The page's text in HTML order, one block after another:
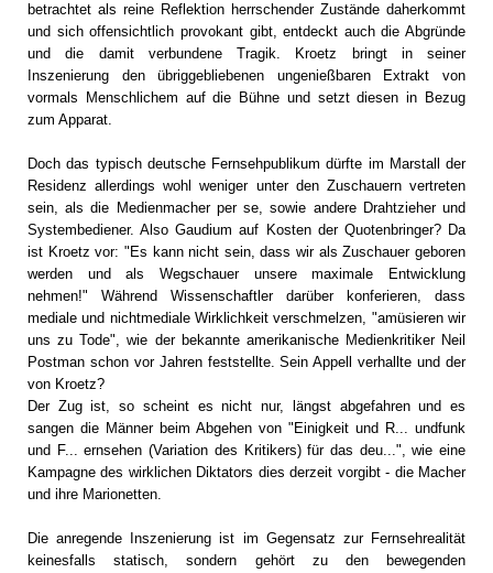
betrachtet als reine Reflektion herrschender Zustände daherkommt
und sich offensichtlich provokant gibt, entdeckt auch die Abgründe
und die damit verbundene Tragik. Kroetz bringt in seiner
Inszenierung den übriggebliebenen ungenießbaren Extrakt von
vormals Menschlichem auf die Bühne und setzt diesen in Bezug
zum Apparat.
Doch das typisch deutsche Fernsehpublikum dürfte im Marstall der
Residenz allerdings wohl weniger unter den Zuschauern vertreten
sein, als die Medienmacher per se, sowie andere Drahtzieher und
Systembediener. Also Gaudium auf Kosten der Quotenbringer? Da
ist Kroetz vor: "Es kann nicht sein, dass wir als Zuschauer geboren
werden und als Wegschauer unsere maximale Entwicklung
nehmen!" Während Wissenschaftler darüber konferieren, dass
mediale und nichtmediale Wirklichkeit verschmelzen, "amüsieren wir
uns zu Tode", wie der bekannte amerikanische Medienkritiker Neil
Postman schon vor Jahren feststellte. Sein Appell verhallte und der
von Kroetz?
Der Zug ist, so scheint es nicht nur, längst abgefahren und es
sangen die Männer beim Abgehen von "Einigkeit und R... undfunk
und F... ernsehen (Variation des Kritikers) für das deu...", wie eine
Kampagne des wirklichen Diktators dies derzeit vorgibt - die Macher
und ihre Marionetten.
Die anregende Inszenierung ist im Gegensatz zur Fernsehrealität
keinesfalls statisch, sondern gehört zu den bewegenden